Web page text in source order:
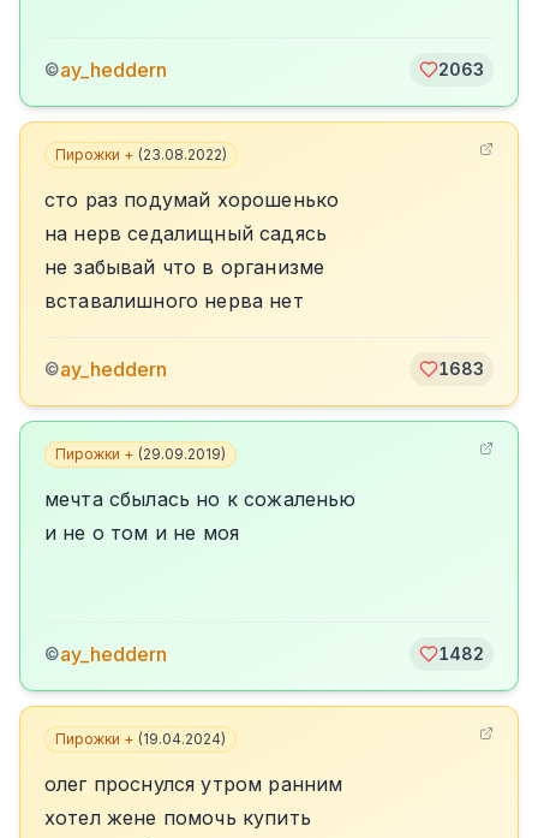
©ay_heddern 2063
Пирожки + (23.08.2022)
сто раз подумай хорошенько
на нерв седалищный садясь
не забывай что в организме
вставалишного нерва нет
©ay_heddern 1683
Пирожки + (29.09.2019)
мечта сбылась но к сожаленью
и не о том и не моя
©ay_heddern 1482
Пирожки + (19.04.2024)
олег проснулся утром ранним
хотел жене помочь купить